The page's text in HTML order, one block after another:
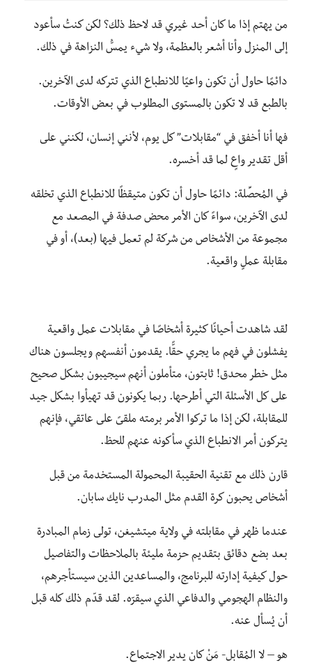
من يهتم إذا ما كان أحد غيري قد لاحظ ذلك؟ لكن كنتُ سأعود
إلى المنزل وأنا أشعر بالعظمة، ولا شيء يمسُّ النزاهة في ذلك.
دائمًا حاول أن تكون واعيًا للانطباع الذي تتركه لدى الآخرين.
بالطبع قد لا تكون بالمستوى المطلوب في بعض الأوقات.
فها أنا أخفق في “مقابلات” كل يوم، لأنني إنسان، لكنني على
أقل تقدير واعٍ لما قد أخسره.
في المُحصِّلة: دائمًا حاول أن تكون متيقظًا للانطباع الذي تخلقه
لدى الآخرين، سواءً كان الأمر محض صدفة في المصعد مع
مجموعة من الأشخاص من شركة لم تعمل فيها (بعد)، أو في
مقابلة عملٍ واقعية.
لقد شاهدت أحيانًا كثيرة أشخاصًا في مقابلات عمل واقعية
يفشلون في فهم ما يجري حقًّا. يقدمون أنفسهم ويجلسون هناك
مثل خطر محدق! ثابتون، متأملون أنهم سيجيبون بشكل صحيح
على كل الأسئلة التي أطرحها. ربما يكونون قد تهيأوا بشكل جيد
للمقابلة، لكن إذا ما تركوا الأمر برمته ملقىً على عاتقي، فإنهم
يتركون أمر الانطباع الذي سأكونه عنهم للحظ.
قارن ذلك مع تقنية الحقيبة المحمولة المستخدمة من قبل
أشخاص يحبون كرة القدم مثل المدرب نايك سابان.
عندما ظهر في مقابلته في ولاية ميتشيغن، تولى زمام المبادرة
بعد بضع دقائق بتقديم حزمة مليئة بالملاحظات والتفاصيل
حول كيفية إدارته للبرنامج، والمساعدين الذين سيستأجرهم،
والنظام الهجومي والدفاعي الذي سيقرّه. لقد قدّم ذلك كله قبل
أن يُسأل عنه.
هو – لا المُقابل- مَنْ كان يدير الاجتماع.